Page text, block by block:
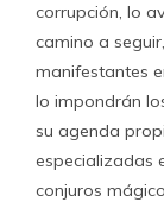
corrupción, lo
camino a
manifestantes
lo impondrán
su agenda
especializadas
conjuros